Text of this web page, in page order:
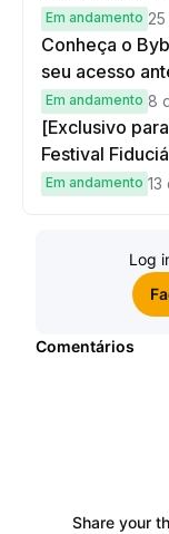
Em andamento
Conheça o
seu acesso
globais
Em andamento 8
[Exclusivo
Festival
complete
Em andamento
Log
Comentários
Share your